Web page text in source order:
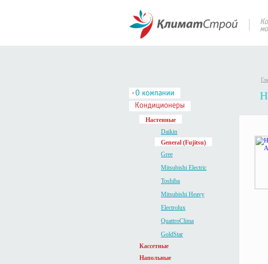
Настенные
Daikin
General (Fujitsu)
Gree
Mitsubishi Electric
Toshiba
Mitsubishi Heavy
Electrolux
QuattroClima
GoldStar
Кассетные
Напольные